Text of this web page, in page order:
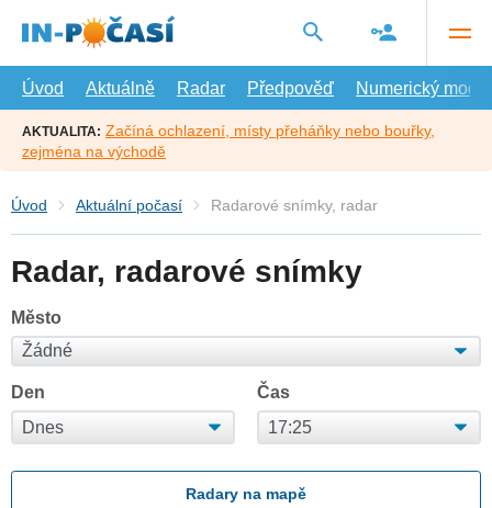
hlavní
Úvod
Aktuálně Radar Předpověď Numerický model
AKTUALITA: Začíná ochlazení, místy přeháňky nebo bouřky,
zejména na východě
Úvod Aktuální počasí Radarové snímky, radar
Radar, radarové snímky
Město
Den Čas
Radary na mapě